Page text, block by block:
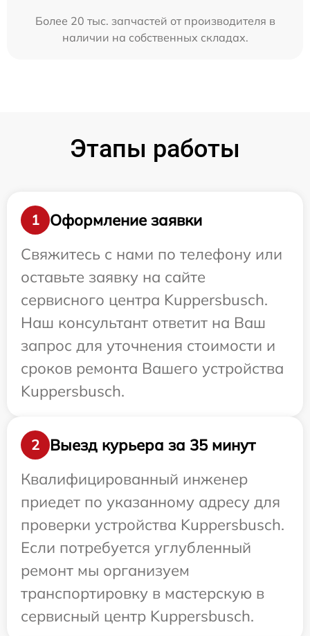
Более 20 тыс. запчастей от производителя в
наличии на собственных складах.
Этапы работы
1
Оформление заявки
Свяжитесь с нами по телефону или
оставьте заявку на сайте
сервисного центра Kuppersbusch.
Наш консультант ответит на Ваш
запрос для уточнения стоимости и
сроков ремонта Вашего устройства
Kuppersbusch.
2
Выезд курьера за 35 минут
Квалифицированный инженер
приедет по указанному адресу для
проверки устройства Kuppersbusch.
Если потребуется углубленный
ремонт мы организуем
транспортировку в мастерскую в
сервисный центр Kuppersbusch.